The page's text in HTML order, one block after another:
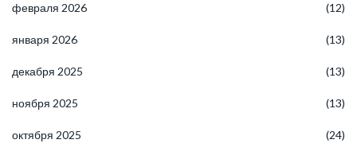
февраля 2026 (12)
января 2026 (13)
декабря 2025 (13)
ноября 2025 (13)
октября 2025 (24)